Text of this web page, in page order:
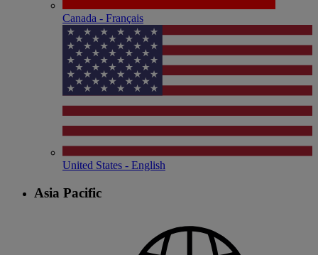
Canada - Français
United States - English
Asia Pacific